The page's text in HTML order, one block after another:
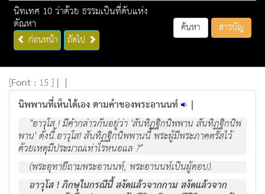
นิทเทศ 10 ว่าด้วย ธรรมเป็นที่ดับแห่ง
ตัณหา
ก่อนหน้า ถัดไป
ค้นหา สารบัญ
[Font : 15 ] | |
นิพพานที่เห็นได้เอง ตามคำของพระอานนท์ |
"อาวุโส ! มีคำกล่าวกันอยู่ว่า 'สันทิฏฐิกนิพพาน สันทิฏฐิกนิพ
พาน' ดังนี้.อาวุโส! สันทิฏฐิกนิพพานนี้ พระผู้มีพระภาคตรัสไว้
ด้วยเหตุมีประมาณเท่าไรหนอแล ?"
(พระอุทายีถามพระอานนท์, พระอานนท์เป็นผู้ตอบ).
อาวุโส ! ภิกษุในกรณีนี้ สงัดแล้วจากกาม สงัดแล้วจาก